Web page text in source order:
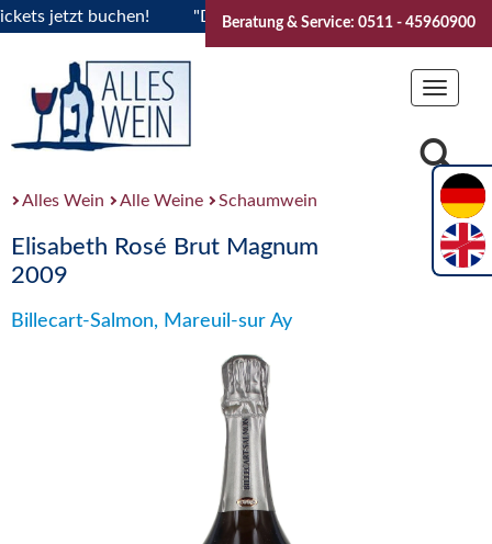
jetzt buchen! "Das Sommerfest 2026" Vive la
Beratung & Service: 0511 - 45960900
Toggle
Alles Wein Alle Weine Schaumwein
Elisabeth Rosé Brut Magnum
2009
Billecart-Salmon, Mareuil-sur Ay